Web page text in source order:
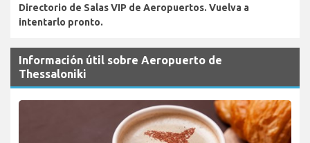
Directorio de Salas VIP de Aeropuertos. Vuelva a
intentarlo pronto.
Información útil sobre Aeropuerto de
Thessaloniki